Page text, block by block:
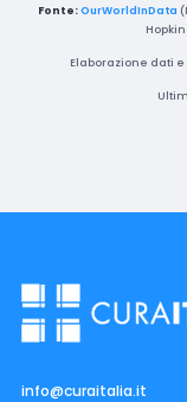
Fonte:OurWorldInData
Elaborazione dati
info@curaitalia.it